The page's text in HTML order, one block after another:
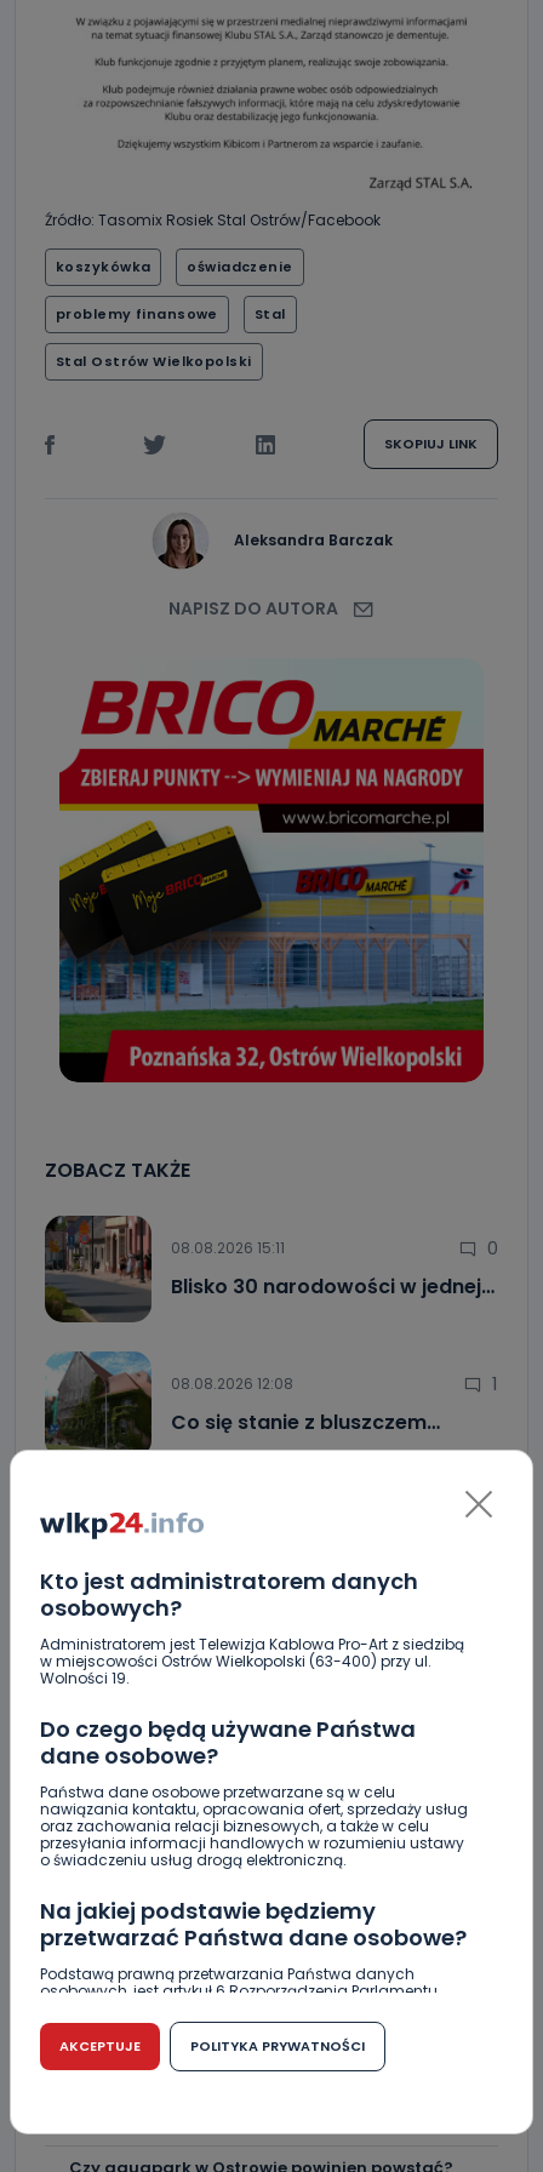
Kto jest administratorem danych
osobowych?
Administratorem jest Telewizja Kablowa Pro-Art z siedzibą
w miejscowości Ostrów Wielkopolski (63-400) przy ul.
Wolności 19.
Do czego będą używane Państwa
dane osobowe?
Państwa dane osobowe przetwarzane są w celu
nawiązania kontaktu, opracowania ofert, sprzedaży usług
oraz zachowania relacji biznesowych, a także w celu
przesyłania informacji handlowych w rozumieniu ustawy
o świadczeniu usług drogą elektroniczną.
Na jakiej podstawie będziemy
przetwarzać Państwa dane osobowe?
Podstawą prawną przetwarzania Państwa danych
osobowych, jest artykuł 6 Rozporządzenia Parlamentu
r. w sprawie ochrony osób fizycznych w związku z
przetwarzaniem danych osobowych w sprawie
swobodnego przepływu takich danych oraz uchylenia
dyrektywy 95/46/WE (RODO).
Czy jest możliwość cofnięcia zgody?
Podanie danych osobowych jest dobrowolne, nie jest
AKCEPTUJE POLITYKA PRYWATNOŚCI
Źródło: Tasomix Rosiek Stal Ostrów/Facebook
koszykówka oświadczenie
problemy finansowe Stal
Stal Ostrów Wielkopolski
SKOPIUJ LINK
Aleksandra Barczak
NAPISZ DO AUTORA
ZOBACZ TAKŻE
08.08.2026 15:11 0
Blisko 30 narodowości w jednej…
08.08.2026 12:08 1
Co się stanie z bluszczem…
08.08.2026 08:55 0
Raulin, Witkowska, Marciniak, Kowalska. "Odyseja
Antonińska" dzień drugi [FOTO]
niego wyjść [FOTO]
motocyklem
Uważaj na oszustwo! Przychodzą maile z
fałszywego e-Urzędu Skarbowego
Jak wybrać prostownicę do włosów puszących się i
elektryzujących?
Jakość wody wróciła (prawie) do normy. Jest
Zatrzymany w Sośniach. Za połamane tablice